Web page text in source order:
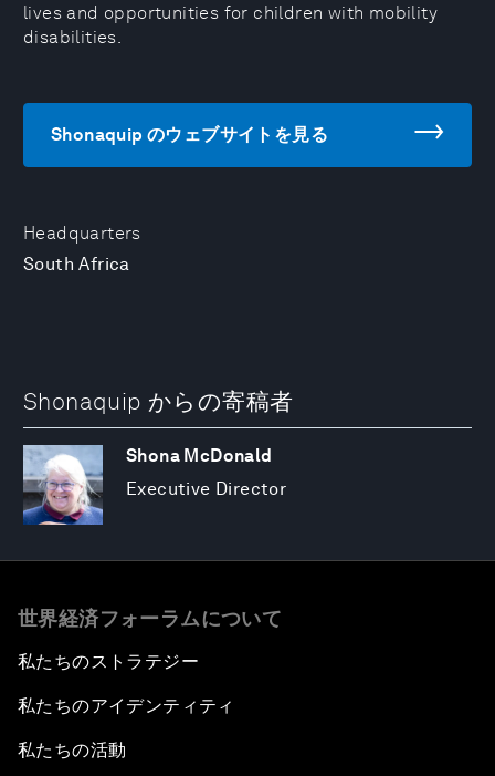
Headquarters
South Africa
lives and opportunities for children with mobility
disabilities.
Shonaquip のウェブサイトを見る
Shonaquip からの寄稿者
Shona McDonald
Executive Director
世界経済フォーラムについて
私たちのストラテジー
私たちのアイデンティティ
私たちの活動